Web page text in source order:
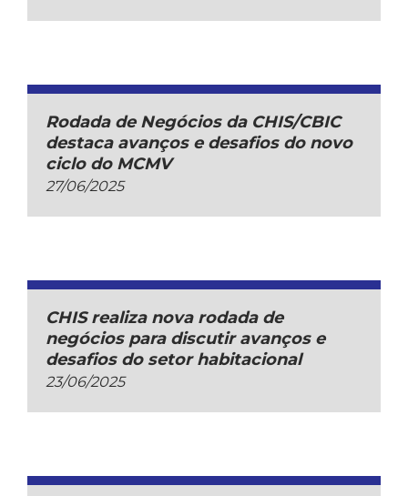
Rodada de Negócios da CHIS/CBIC
destaca avanços e desafios do novo
ciclo do MCMV
27/06/2025
CHIS realiza nova rodada de
negócios para discutir avanços e
desafios do setor habitacional
23/06/2025